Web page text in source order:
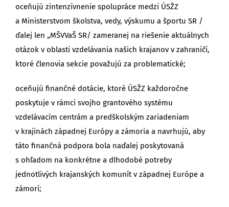
oceňujú zintenzívnenie spolupráce medzi ÚSŽZ
a Ministerstvom školstva, vedy, výskumu a športu SR /
ďalej len „MŠVVaŠ SR/ zameranej na riešenie aktuálnych
otázok v oblasti vzdelávania našich krajanov v zahraničí,
ktoré členovia sekcie považujú za problematické;
oceňujú finančné dotácie, ktoré ÚSŽZ každoročne
poskytuje v rámci svojho grantového systému
vzdelávacím centrám a predškolským zariadeniam
v krajinách západnej Európy a zámoria a navrhujú, aby
táto finančná podpora bola naďalej poskytovaná
s ohľadom na konkrétne a dlhodobé potreby
jednotlivých krajanských komunít v západnej Európe a
zámorí;